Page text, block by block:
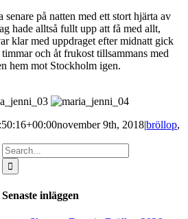
på natten med ett stort hjärta av
hade alltså fullt upp att få med allt,
klar med uppdraget efter midnatt gick
och åt frukost tillsammans med
hem mot Stockholm igen.
november 9th, 2018|bröllop,
Search
for:
Senaste inläggen